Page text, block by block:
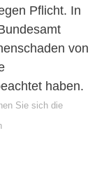
Pflicht. In
von
haben.
Sie sich die